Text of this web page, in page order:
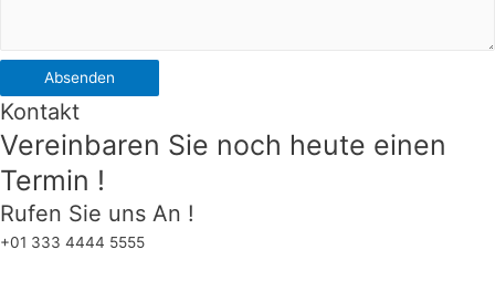
Absenden
Kontakt
Vereinbaren Sie noch heute einen
Termin !
Rufen Sie uns An !
+01 333 4444 5555